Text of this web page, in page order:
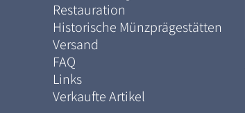
Restauration
Historische Münzprägestätten
Versand
FAQ
Links
Verkaufte Artikel